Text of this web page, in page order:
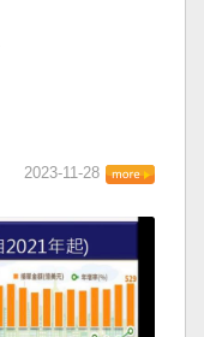
2023-11-28